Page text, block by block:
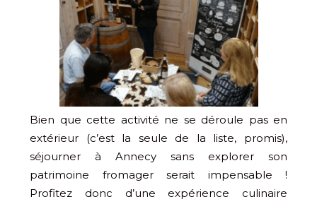
Bien que cette activité ne se déroule pas en
extérieur (c’est la seule de la liste, promis),
séjourner à Annecy sans explorer son
patrimoine fromager serait impensable !
Profitez donc d’une expérience culinaire